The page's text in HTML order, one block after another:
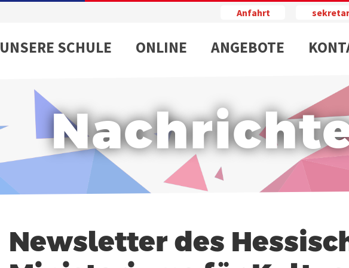
Anfahrt
UNSERE SCHULE ONLINE ANGEBOTE
Newsletter des